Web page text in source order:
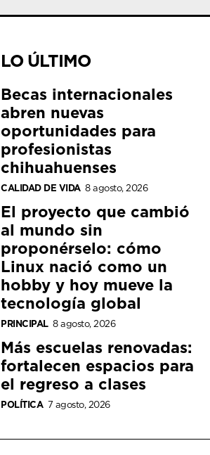
LO ÚLTIMO
Becas internacionales
abren nuevas
oportunidades para
profesionistas
chihuahuenses
CALIDAD DE VIDA 8 agosto, 2026
El proyecto que cambió
al mundo sin
proponérselo: cómo
Linux nació como un
hobby y hoy mueve la
tecnología global
PRINCIPAL 8 agosto, 2026
Más escuelas renovadas:
fortalecen espacios para
el regreso a clases
POLÍTICA 7 agosto, 2026